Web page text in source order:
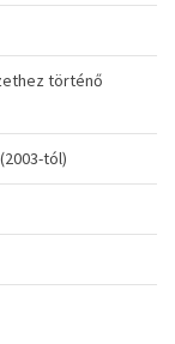
történő
tól)